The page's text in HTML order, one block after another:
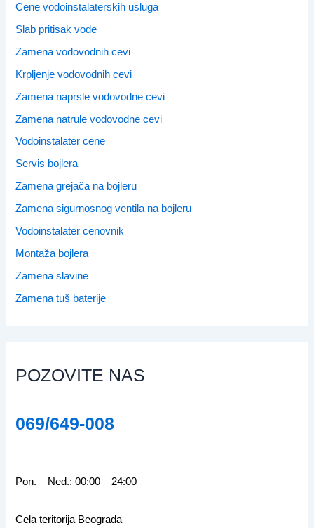
Cene vodoinstalaterskih usluga
Slab pritisak vode
Zamena vodovodnih cevi
Krpljenje vodovodnih cevi
Zamena naprsle vodovodne cevi
Zamena natrule vodovodne cevi
Vodoinstalater cene
Servis bojlera
Zamena grejača na bojleru
Zamena sigurnosnog ventila na bojleru
Vodoinstalater cenovnik
Montaža bojlera
Zamena slavine
Zamena tuš baterije
POZOVITE NAS
069/649-008
Pon. – Ned.: 00:00 – 24:00
Cela teritorija Beograda